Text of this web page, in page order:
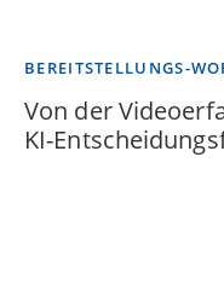
BEREITSTELLUNGS-
Von der
KI-